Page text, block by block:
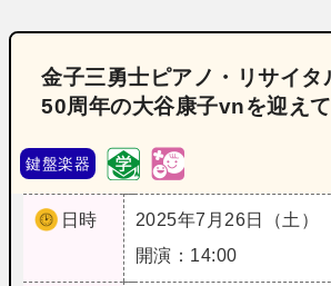
金子三勇士ピアノ・リサイタ
50周年の大谷康子vnを迎えて
鍵盤楽器
日時
2025年7月26日（土）
開演：14:00